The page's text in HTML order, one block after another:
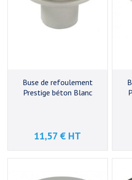
Buse de refoulement
Prestige béton Blanc
Prix
11,57 € HT